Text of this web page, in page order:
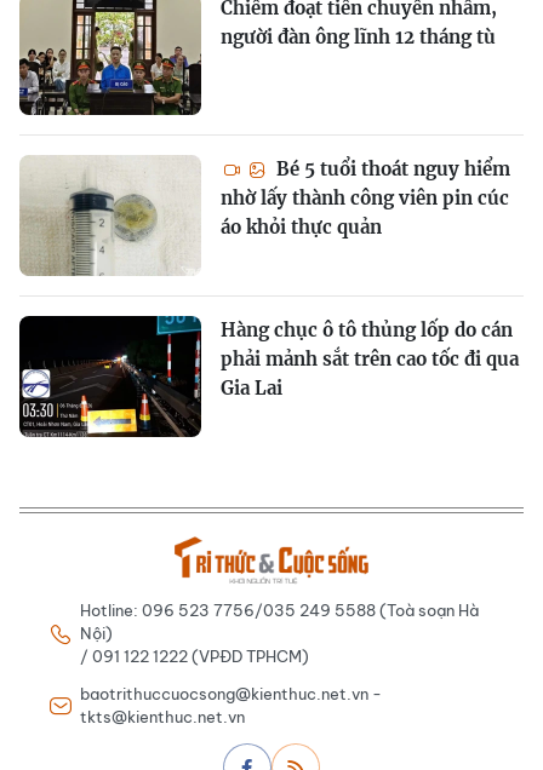
Chiếm đoạt tiền chuyển nhầm,
người đàn ông lĩnh 12 tháng tù
Bé 5 tuổi thoát nguy hiểm
nhờ lấy thành công viên pin cúc
áo khỏi thực quản
Hàng chục ô tô thủng lốp do cán
phải mảnh sắt trên cao tốc đi qua
Gia Lai
Hotline: 096 523 7756/035 249 5588 (Toà soạn Hà
Nội)
/ 091 122 1222 (VPĐD TPHCM)
baotrithuccuocsong@kienthuc.net.vn -
tkts@kienthuc.net.vn